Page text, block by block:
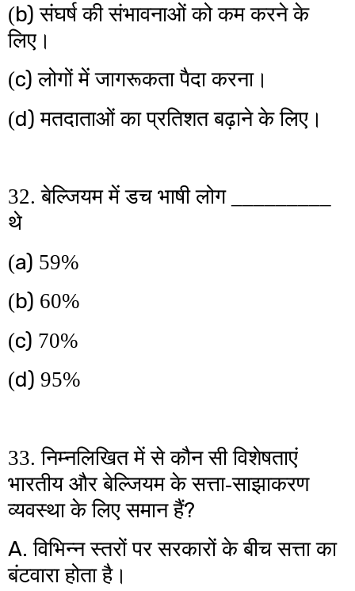
(b) संघर्ष की संभावनाओं को कम करने के
लिए।
(c)लोगों में जागरूकता पैदा करना।
(d) मतदाताओं का प्रतिशत बढ़ाने के लिए।
32. बेल्जियम में डच भाषी लोग _________
थे
(a) 59%
(b) 60%
(c) 70%
(d) 95%
33. निम्नलिखित में से कौन सी विशेषताएं
भारतीय और बेल्जियम के सत्ता-साझाकरण
व्यवस्था के लिए समान हैं?
A.विभिन्न स्तरों पर सरकारों के बीच सत्ता का
बंटवारा होता है।